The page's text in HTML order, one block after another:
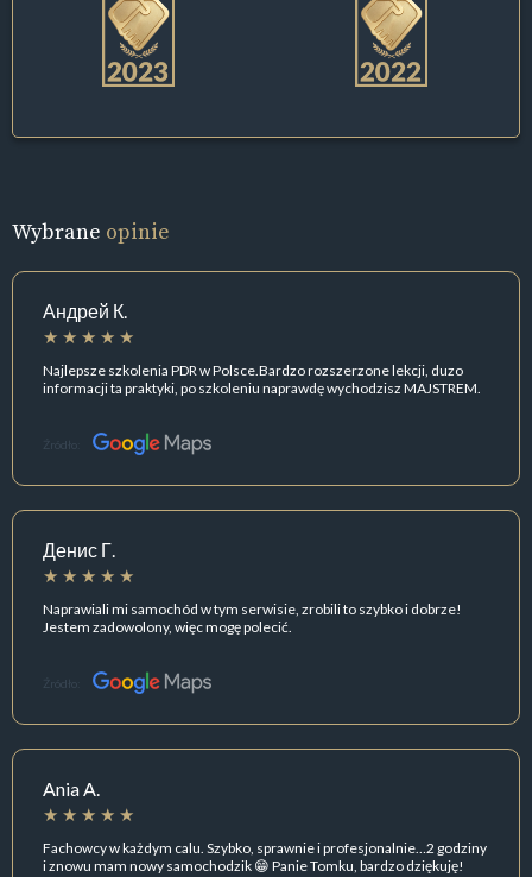
Wybrane opinie
Андрей К.
Najlepsze szkolenia PDR w Polsce.Bardzo rozszerzone lekcji, duzo
informacji ta praktyki, po szkoleniu naprawdę wychodzisz MAJSTREM.
Źródło:
Денис Г.
Naprawiali mi samochód w tym serwisie, zrobili to szybko i dobrze!
Jestem zadowolony, więc mogę polecić.
Źródło:
Ania A.
Fachowcy w każdym calu. Szybko, sprawnie i profesjonalnie…2 godziny
i znowu mam nowy samochodzik 😁 Panie Tomku, bardzo dziękuję!